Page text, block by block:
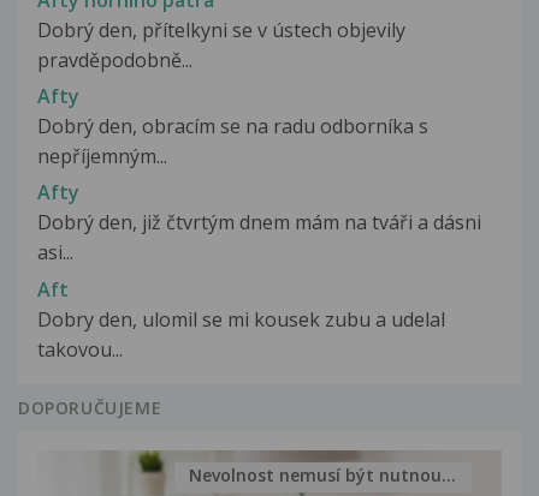
Dobrý den, přítelkyni se v ústech objevily
pravděpodobně...
Afty
Dobrý den, obracím se na radu odborníka s
nepříjemným...
Afty
Dobrý den, již čtvrtým dnem mám na tváři a dásni
asi...
Aft
Dobry den, ulomil se mi kousek zubu a udelal
takovou...
DOPORUČUJEME
Nevolnost nemusí být nutnou...